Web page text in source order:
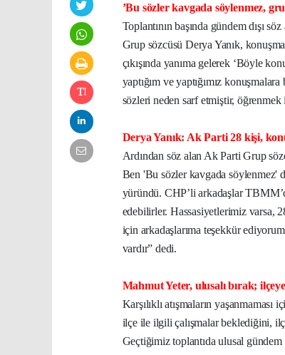
’Bu sözler kavgada söylenmez,
Toplantının başında gündem dışı
Grup sözcüsü Derya Yanık,
çıkışında yanıma gelerek ‘Böyle
yaptığım ve yaptığımız
sözleri neden sarf etmiştir,
Derya Yanık: Ak Parti 28 kişi,
Ardından söz alan Ak Parti Grup
Ben 'Bu sözler kavgada söylenmez'
yüründü. CHP’li arkadaşlar
edebilirler. Hassasiyetlerimiz varsa,
için arkadaşlarıma teşekkür
vardır” dedi.
Mahmut Yeter, ulusalı bırak;
Karşılıklı atışmaların
ilçe ile ilgili çalışmalar beklediğini,
Geçtiğimiz toplantıda ulusal